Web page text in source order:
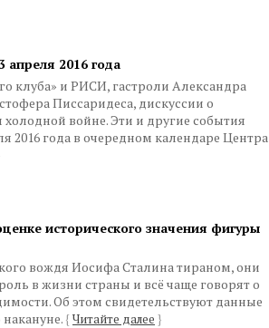
апреля 2016 года
клуба» и РИСИ, гастроли Александра
Писсаридеса, дискуссии о
холодной войне. Эти и другие события
2016 года в очередном календаре Центра
исторического значения фигуры
вождя Иосифа Сталина тираном, они
в жизни страны и всё чаще говорят о
Об этом свидетельствуют данные
{ Читайте далее }